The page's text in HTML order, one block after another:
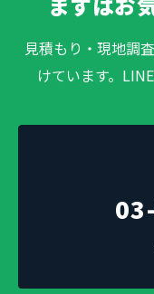
見積もり・現地調
けています。